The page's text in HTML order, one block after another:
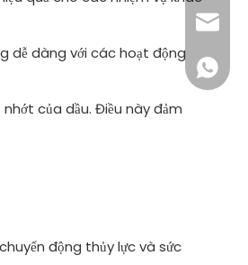
dễ dàng với các hoạt động
của dầu. Điều này đảm
động thủy lực và sức
+86